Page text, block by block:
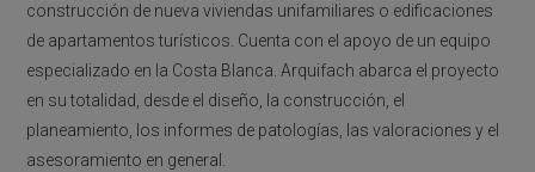
construcción de nueva viviendas unifamiliares o edificaciones
de apartamentos turísticos. Cuenta con el apoyo de un equipo
especializado en la Costa Blanca. Arquifach abarca el proyecto
en su totalidad, desde el diseño, la construcción, el
planeamiento, los informes de patologías, las valoraciones y el
asesoramiento en general.